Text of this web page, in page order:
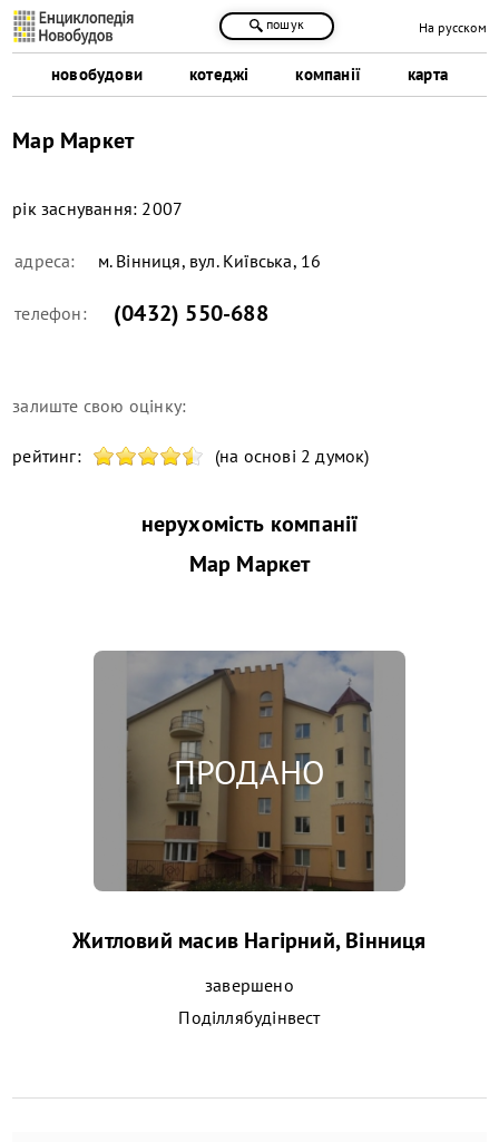
новобудови котеджі компанії карта
пошук На русском
Мар Маркет
рік заснування: 2007
адреса: м. Вінниця, вул. Київська, 16
телефон: (0432) 550-688
залиште свою оцінку:
рейтинг: (на основі 2 думок)
нерухомість компанії
Мар Маркет
Житловий масив Нагірний, Вінниця
завершено
Поділлябудінвест